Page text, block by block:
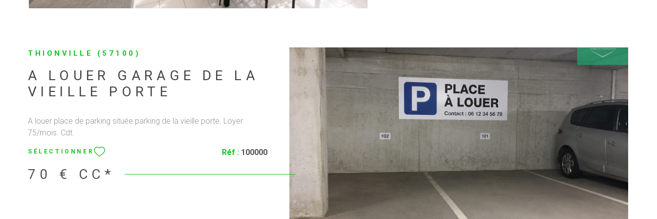
THIONVILLE (57100)
A LOUER GARAGE DE LA
VIEILLE PORTE
A louer place de parking située parking de la vieille porte. Loyer:
75/mois. Cdt.
SÉLECTIONNER Réf : 100000
70 € CC*
VOIR LE BIEN